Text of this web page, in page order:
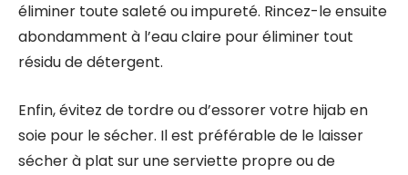
éliminer toute saleté ou impureté. Rincez-le ensuite
abondamment à l’eau claire pour éliminer tout
résidu de détergent.
Enfin, évitez de tordre ou d’essorer votre hijab en
soie pour le sécher. Il est préférable de le laisser
sécher à plat sur une serviette propre ou de